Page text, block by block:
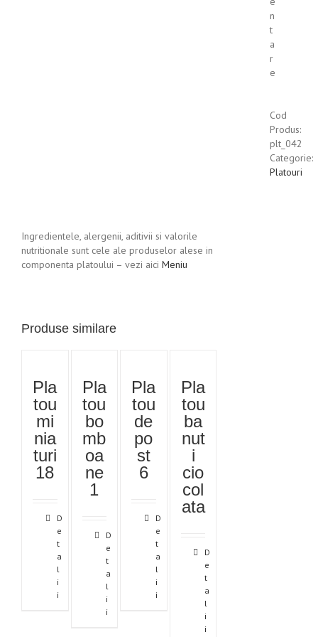
n
t
a
r
e
Cod
Produs:
plt_042
Categorie:
Platouri
Ingredientele, alergenii, aditivii si valorile
nutritionale sunt cele ale produselor alese in
componenta platoului – vezi aici Meniu
Produse similare
Pla
tou
mi
nia
turi
18
D
e
t
a
l
i
i
Pla
tou
bo
mb
oa
ne
1
D
e
t
a
l
i
i
Pla
tou
de
po
st
6
D
e
t
a
l
i
i
Pla
tou
ba
nut
i
cio
col
ata
D
e
t
a
l
i
i